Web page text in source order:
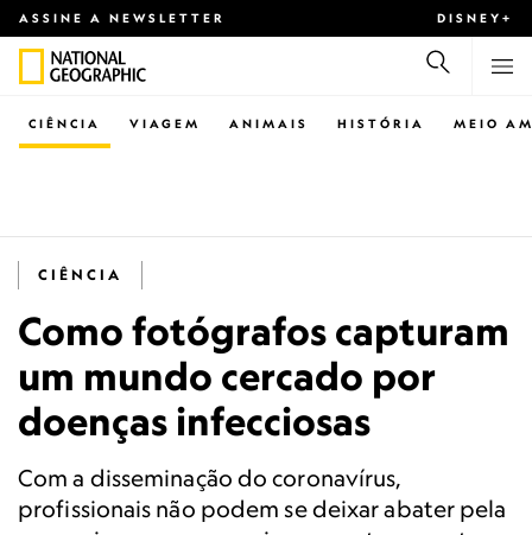
ASSINE A NEWSLETTER DISNEY+
CIÊNCIA VIAGEM ANIMAIS HISTÓRIA MEIO
CIÊNCIA
Como fotógrafos capturam
um mundo cercado por
doenças infecciosas
Com a disseminação do coronavírus,
profissionais não podem se deixar abater pela